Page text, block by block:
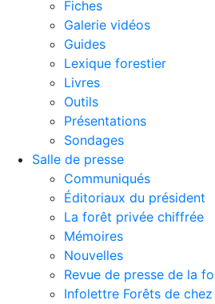
Fiches
Galerie vidéos
Guides
Lexique forestier
Livres
Outils
Présentations
Sondages
Salle de presse
Communiqués
Éditoriaux du président
La forêt privée chiffrée
Mémoires
Nouvelles
Revue de presse de la
Infolettre Forêts de chez